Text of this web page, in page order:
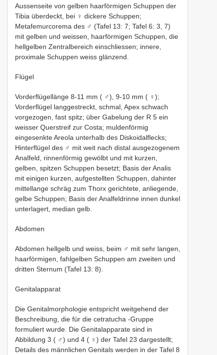
Aussenseite von gelben haarförmigen Schuppen der
Tibia überdeckt, bei ♀ dickere Schuppen;
Metafemurcorema des ♂ (Tafel 13: 7; Tafel 6: 3, 7)
mit gelben und weissen, haarförmigen Schuppen, die
hellgelben Zentralbereich einschliessen; innere,
proximale Schuppen weiss glänzend.
Flügel
Vorderflügellänge 8-11 mm ( ♂), 9-10 mm ( ♀);
Vorderflügel langgestreckt, schmal, Apex schwach
vorgezogen, fast spitz; über Gabelung der R 5 ein
weisser Querstreif zur Costa; muldenförmig
eingesenkte Areola unterhalb des Diskoidalflecks;
Hinterflügel des ♂ mit weit nach distal ausgezogenem
Analfeld, rinnenförmig gewölbt und mit kurzen,
gelben, spitzen Schuppen besetzt; Basis der Analis
mit einigen kurzen, aufgestellten Schuppen, dahinter
mittellange schräg zum Thorx gerichtete, anliegende,
gelbe Schuppen; Basis der Analfeldrinne innen dunkel
unterlagert, median gelb.
Abdomen
Abdomen hellgelb und weiss, beim ♂ mit sehr langen,
haarförmigen, fahlgelben Schuppen am zweiten und
dritten Sternum (Tafel 13: 8).
Genitalapparat
Die Genitalmorphologie entspricht weitgehend der
Beschreibung, die für die cetratucha -Gruppe
formuliert wurde. Die Genitalapparate sind in
Abbildung 3 ( ♂) und 4 ( ♀) der Tafel 23 dargestellt;
Details des männlichen Genitals werden in der Tafel 8